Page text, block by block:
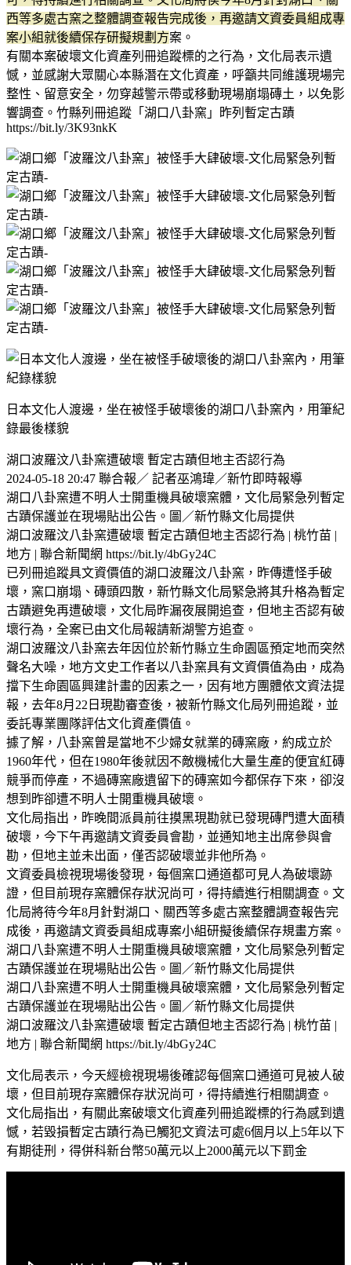
西等多處古窯之整體調查報告完成後，再邀請文資委員組成專
案小組就後續保存研擬規劃方案。
有關本案破壞文化資產列冊追蹤標的之行為，文化局表示遺
憾，並感謝大眾關心本縣潛在文化資產，呼籲共同維護現場完
整性、留意安全，勿穿越警示帶或移動現場崩塌磚土，以免影
響調查。竹縣列冊追蹤「湖口八卦窯」昨列暫定古蹟
https://bit.ly/3K93nkK
日本文化人渡邊，坐在被怪手破壞後的湖口八卦窯內，用筆紀
錄最後樣貌
湖口波羅汶八卦窯遭破壞 暫定古蹟但地主否認行為
2024-05-18 20:47 聯合報／ 記者巫鴻瑋／新竹即時報導
湖口八卦窯遭不明人士開重機具破壞窯體，文化局緊急列暫定
古蹟保護並在現場貼出公告。圖／新竹縣文化局提供
湖口波羅汶八卦窯遭破壞 暫定古蹟但地主否認行為 | 桃竹苗 |
地方 | 聯合新聞網 https://bit.ly/4bGy24C
已列冊追蹤具文資價值的湖口波羅汶八卦窯，昨傳遭怪手破
壞，窯口崩塌、磚頭四散，新竹縣文化局緊急將其升格為暫定
古蹟避免再遭破壞，文化局昨漏夜展開追查，但地主否認有破
壞行為，全案已由文化局報請新湖警方追查。
湖口波羅汶八卦窯去年因位於新竹縣立生命園區預定地而突然
聲名大噪，地方文史工作者以八卦窯具有文資價值為由，成為
擋下生命園區興建計畫的因素之一，因有地方團體依文資法提
報，去年8月22日現勘審查後，被新竹縣文化局列冊追蹤，並
委託專業團隊評估文化資產價值。
據了解，八卦窯曾是當地不少婦女就業的磚窯廠，約成立於
1960年代，但在1980年後就因不敵機械化大量生產的便宜紅磚
競爭而停產，不過磚窯廠遺留下的磚窯如今都保存下來，卻沒
想到昨卻遭不明人士開重機具破壞。
文化局指出，昨晚間派員前往摸黑現勘就已發現磚門遭大面積
破壞，今下午再邀請文資委員會勘，並通知地主出席參與會
勘，但地主並未出面，僅否認破壞並非他所為。
文資委員檢視現場後發現，每個窯口通道都可見人為破壞跡
證，但目前現存窯體保存狀況尚可，得持續進行相關調查。文
化局將待今年8月針對湖口、關西等多處古窯整體調查報告完
成後，再邀請文資委員組成專案小組研擬後續保存規畫方案。
湖口八卦窯遭不明人士開重機具破壞窯體，文化局緊急列暫定
古蹟保護並在現場貼出公告。圖／新竹縣文化局提供
湖口八卦窯遭不明人士開重機具破壞窯體，文化局緊急列暫定
古蹟保護並在現場貼出公告。圖／新竹縣文化局提供
湖口波羅汶八卦窯遭破壞 暫定古蹟但地主否認行為 | 桃竹苗 |
地方 | 聯合新聞網 https://bit.ly/4bGy24C
文化局表示，今天經檢視現場後確認每個窯口通道可見被人破
壞，但目前現存窯體保存狀況尚可，得持續進行相關調查。
文化局指出，有關此案破壞文化資產列冊追蹤標的行為感到遺
憾，若毀損暫定古蹟行為已觸犯文資法可處6個月以上5年以下
有期徒刑，得併科新台幣50萬元以上2000萬元以下罰金